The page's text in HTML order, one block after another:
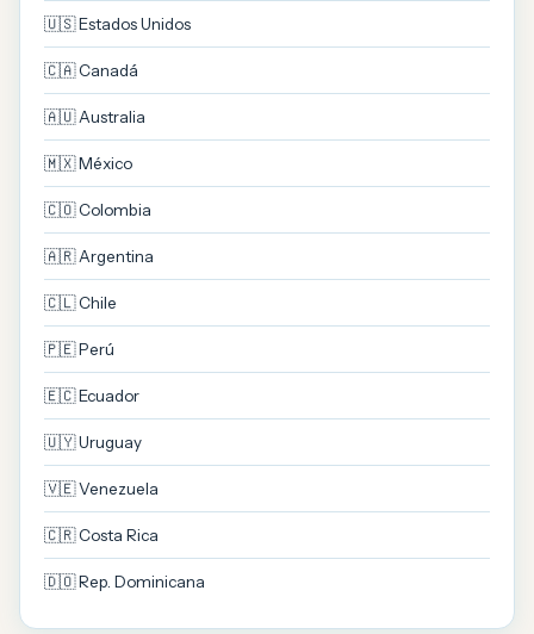
🇺🇸 Estados Unidos
🇨🇦 Canadá
🇦🇺 Australia
🇲🇽 México
🇨🇴 Colombia
🇦🇷 Argentina
🇨🇱 Chile
🇵🇪 Perú
🇪🇨 Ecuador
🇺🇾 Uruguay
🇻🇪 Venezuela
🇨🇷 Costa Rica
🇩🇴 Rep. Dominicana